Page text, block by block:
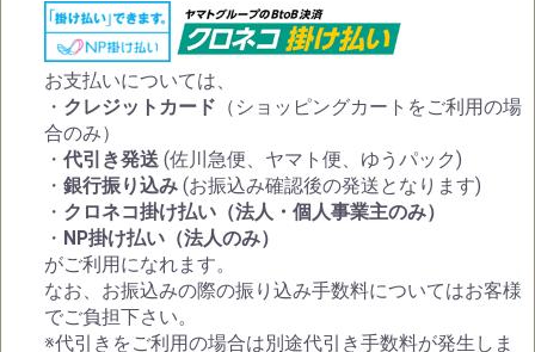
お支払いについては、
・ クレジットカード （ショッピングカートをご利用の場
合のみ）
・代引き発送 (佐川急便、ヤマト便、ゆうパック)
・銀行振り込み (お振込み確認後の発送となります)
・ クロネコ掛け払い（法人・個人事業主のみ）
・ NP掛け払い（法人のみ）
がご利用になれます。
なお、お振込みの際の振り込み手数料についてはお客様
でご負担下さい。
※代引きをご利用の場合は別途代引き手数料が発生しま